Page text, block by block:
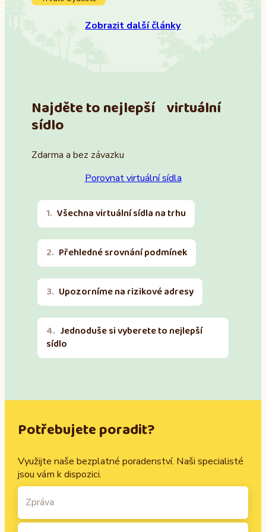
Zobrazit další články
Najděte to nejlepší virtuální
sídlo
Zdarma a bez závazku
Porovnat virtuální sídla
Všechna virtuální sídla na trhu
Přehledné srovnání podmínek
Upozorníme na rizikové adresy
Jednoduše si vyberete to nejlepší
sídlo
Potřebujete poradit?
Využijte naše bezplatné poradenství. Naši specialisté
jsou vám k dispozici.